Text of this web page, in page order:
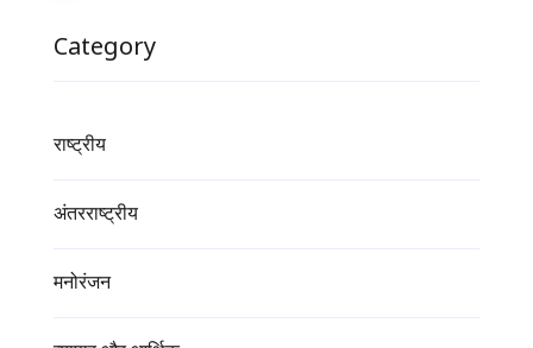
Category
राष्ट्रीय
अंतरराष्ट्रीय
मनोरंजन